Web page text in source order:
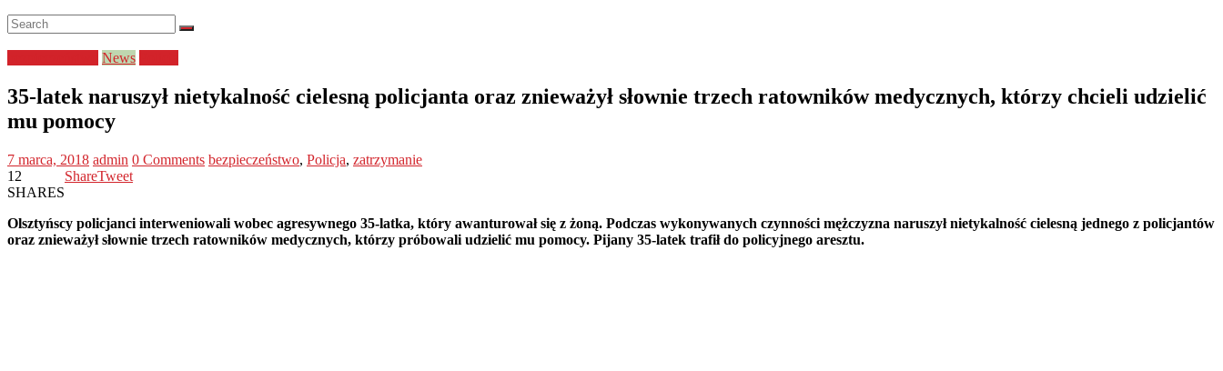
News
35-latek naruszył nietykalność cielesną policjanta oraz znieważył słownie trzech ratowników medycznych, którzy chcieli udzielić
mu pomocy
7 marca, 2018 admin 0 Comments bezpieczeństwo, Policja, zatrzymanie
12
SHARES
ShareTweet
Olsztyńscy policjanci interweniowali wobec agresywnego 35-latka, który awanturował się z żoną. Podczas wykonywanych czynności mężczyzna naruszył nietykalność cielesną jednego z policjantów
oraz znieważył słownie trzech ratowników medycznych, którzy próbowali udzielić mu pomocy. Pijany 35-latek trafił do policyjnego aresztu.